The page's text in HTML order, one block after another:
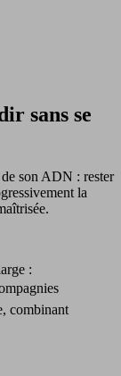
sans se
son ADN : rester
la
:
combinant